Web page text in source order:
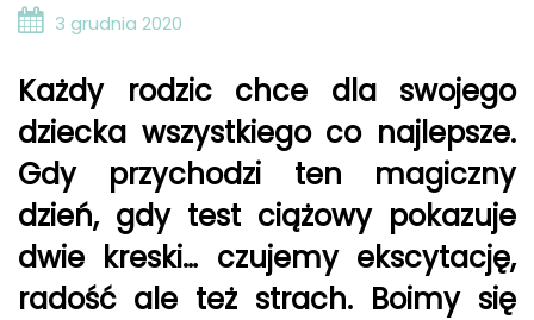
3 grudnia 2020
Każdy rodzic chce dla swojego
dziecka wszystkiego co najlepsze.
Gdy przychodzi ten magiczny
dzień, gdy test ciążowy pokazuje
dwie kreski… czujemy ekscytację,
radość ale też strach. Boimy się